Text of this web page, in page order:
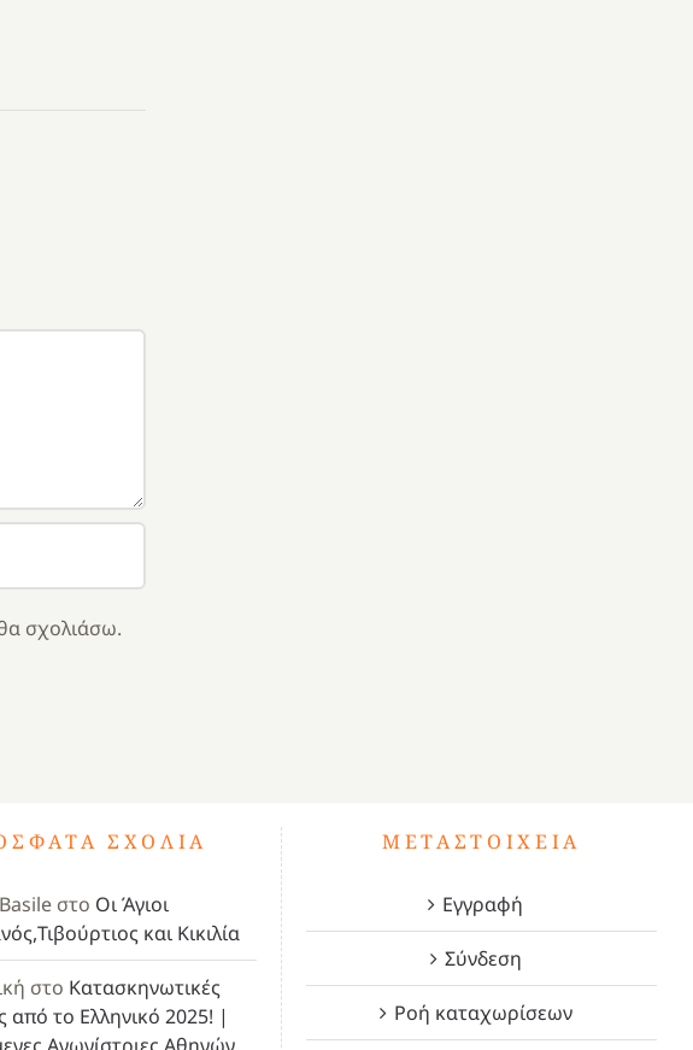
σχολιάσω.
ΣΧΌΛΙΑ
Basileστο Οι Άγιοι
και Κικιλία
στο Κατασκηνωτικές
από το Ελληνικό 2025! |
ΜΕΤΑΣΤΟΙΧΕΊΑ
Εγγραφή
Σύνδεση
Ροή καταχωρίσεων